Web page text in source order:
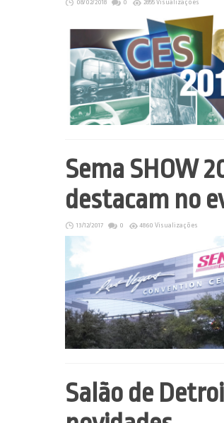
08/02/2018 0 2855 Visualizações
Sema SHOW
destacam no
13/12/2017 0 4860 Visualizações
Salão de